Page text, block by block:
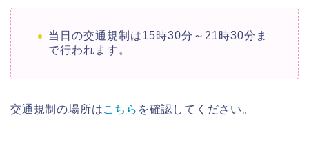
当日の交通規制は15時30分～21時30分ま
で行われます。
交通規制の場所はこちら を確認してください。